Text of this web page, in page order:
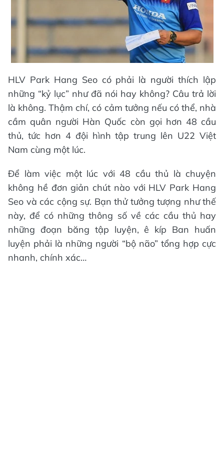
HLV Park Hang Seo có phải là người thích lập
những “kỷ lục” như đã nói hay không? Câu trả lời
là không. Thậm chí, có cảm tưởng nếu có thể, nhà
cầm quân người Hàn Quốc còn gọi hơn 48 cầu
thủ, tức hơn 4 đội hình tập trung lên U22 Việt
Nam cùng một lúc.
Để làm việc một lúc với 48 cầu thủ là chuyện
không hề đơn giản chút nào với HLV Park Hang
Seo và các cộng sự. Bạn thử tưởng tượng như thế
này, để có những thông số về các cầu thủ hay
những đoạn băng tập luyện, ê kíp Ban huấn
luyện phải là những người “bộ não” tổng hợp cực
nhanh, chính xác…